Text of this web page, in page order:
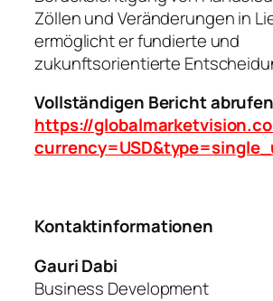
Zöllen und Veränderungen in
ermöglicht er fundierte und
zukunftsorientierte
Vollständigen Bericht
https://
Kontaktinformationen
Gauri Dabi
Business Development